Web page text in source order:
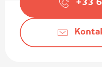
+33